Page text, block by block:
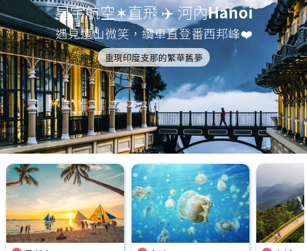
星宇航空✶直飛 ✈️ 河內Hanoi
遇見遠山微笑，纜車直登番西邦峰❤️
重現印度支那的繁華舊夢